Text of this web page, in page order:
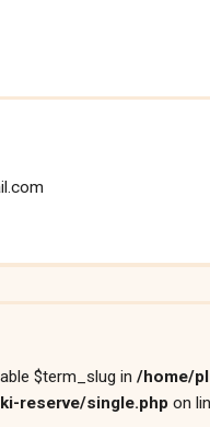
$term_slug in /home/
reserve/single.php on